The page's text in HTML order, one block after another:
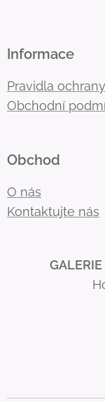
Informace
Pravidla
Obchodní
Obchod
O nás
Kontaktujte nás
GALERIE